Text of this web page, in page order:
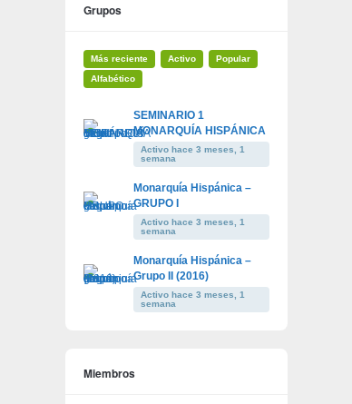
Grupos
Más reciente Activo
Popular
Alfabético
SEMINARIO 1
MONARQUÍA HISPÁNICA
Activo hace 3 meses, 1
semana
Monarquía Hispánica –
GRUPO I
Activo hace 3 meses, 1
semana
Monarquía Hispánica –
Grupo II (2016)
Activo hace 3 meses, 1
semana
Miembros